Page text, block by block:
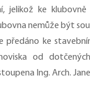
jelikož ke
nemůže být
předáno ke
od
Ing. Arch.